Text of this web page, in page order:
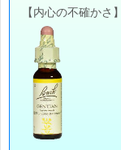
【内心の不確かさ】